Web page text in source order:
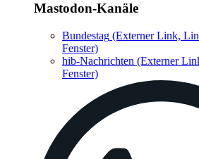
Mastodon-Kanäle
Bundestag (Externer Link,
Fenster)
hib-Nachrichten (Externer
Fenster)